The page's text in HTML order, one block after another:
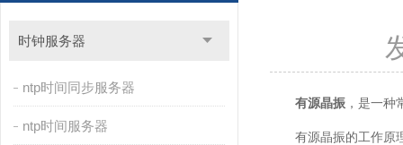
时钟服务器
ntp时间同步服务器
ntp时间服务器
有源晶振 ，是一
有源晶振的工作原